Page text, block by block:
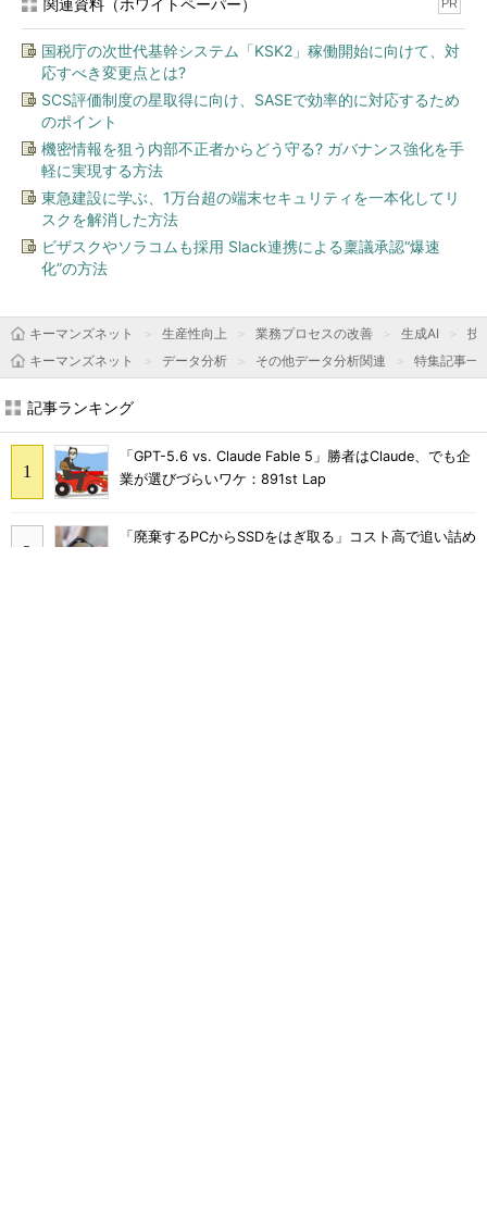
関連資料（ホワイトペーパー） PR
国税庁の次世代基幹システム「KSK2」稼働開始に向けて、対
応すべき変更点とは?
SCS評価制度の星取得に向け、SASEで効率的に対応するため
のポイント
機密情報を狙う内部不正者からどう守る? ガバナンス強化を手
軽に実現する方法
東急建設に学ぶ、1万台超の端末セキュリティを一本化してリ
スクを解消した方法
ビザスクやソラコムも採用 Slack連携による稟議承認“爆速
化”の方法
キーマンズネット 生産性向上 業務プロセスの改善 生成AI
技
キーマンズネット
データ分析 その他データ分析関連 特集記事一
記事ランキング
「GPT-5.6 vs. Claude Fable 5」勝者はClaude、でも企
業が選びづらいワケ：891st Lap
「廃棄するPCからSSDをはぎ取る」コスト高で追い詰め